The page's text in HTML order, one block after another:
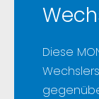
Diese